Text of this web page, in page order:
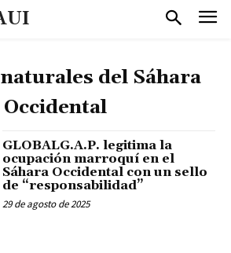
del Sáhara
Occidental
GLOBALG.A.P. legitima la
ocupación marroquí en el
Sáhara Occidental con un sello
de “responsabilidad”
29 de agosto de 2025